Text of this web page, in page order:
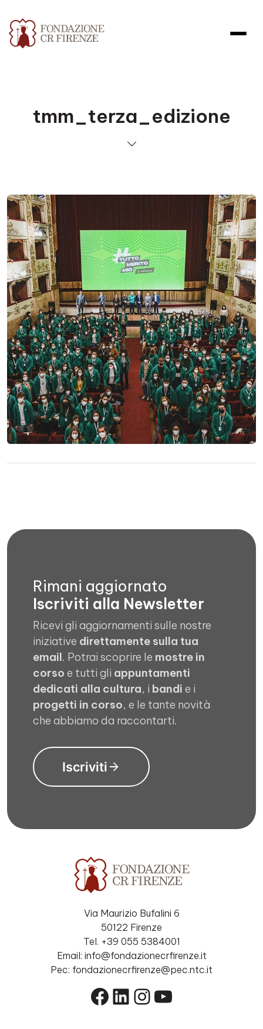
tmm_terza_edizione
Rimani aggiornato
Iscriviti alla Newsletter
Ricevi gli aggiornamenti sulle nostre
iniziative direttamente sulla tua
email. Potrai scoprire le mostre in
corso e tutti gli appuntamenti
dedicati alla cultura, i bandi e i
progetti in corso, e le tante novità
che abbiamo da raccontarti.
Iscriviti
Via Maurizio Bufalini 6
50122 Firenze
Tel. +39 055 5384001
Email: info@fondazionecrfirenze.it
Pec: fondazionecrfirenze@pec.ntc.it
Facebook
LinkedIn
Instagram
YouTube